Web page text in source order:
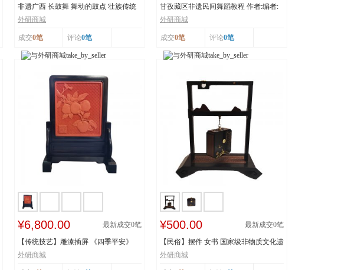
非遗广西 长鼓舞 舞动的鼓点 壮族传统
舞蹈瑶族舞蹈...
外研商城
成交0笔 评论0笔
甘孜藏区非遗民间舞蹈教程 作者:编者:
白渝|责编:蒋...
外研商城
成交0笔 评论0笔
¥6,800.00 最新成交0笔
【传统技艺】雕漆插屏 《四季平安》
《繁花似锦》 ...
外研商城
¥500.00 最新成交0笔
【民俗】摆件 女书 国家级非物质文化遗
产 湖南...
外研商城